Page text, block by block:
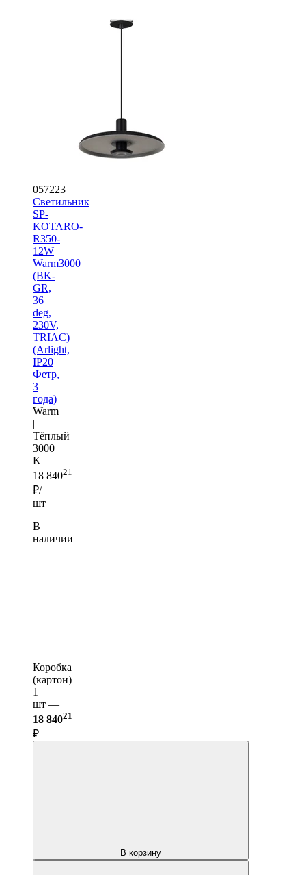
057223
Светильник
SP-
KOTARO-
R350-
12W
Warm3000
(BK-
GR,
36
deg,
230V,
TRIAC)
(Arlight,
IP20
Фетр,
3
года)
Warm
|
Тёплый
3000
K
18 84021
₽/
шт
В
наличии
Коробка
(картон)
1
шт —
18 84021
₽
В корзину